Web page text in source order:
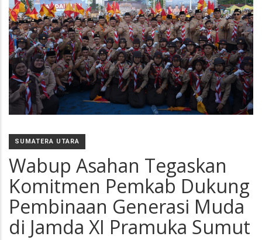
SUMATERA UTARA
Wabup Asahan Tegaskan
Komitmen Pemkab Dukung
Pembinaan Generasi Muda
di Jamda XI Pramuka Sumut